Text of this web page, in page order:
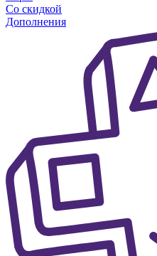
Со скидкой
Дополнения